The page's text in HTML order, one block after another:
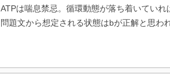
ATPは喘息禁忌。循環動態が落ち着いてい
問題文から想定される状態はbが正解と思わ